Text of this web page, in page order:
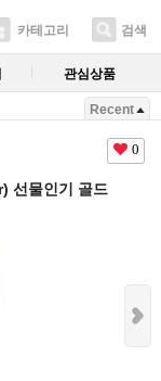
카테고리 검색
관심상품
Recent
0
선물인기 골드